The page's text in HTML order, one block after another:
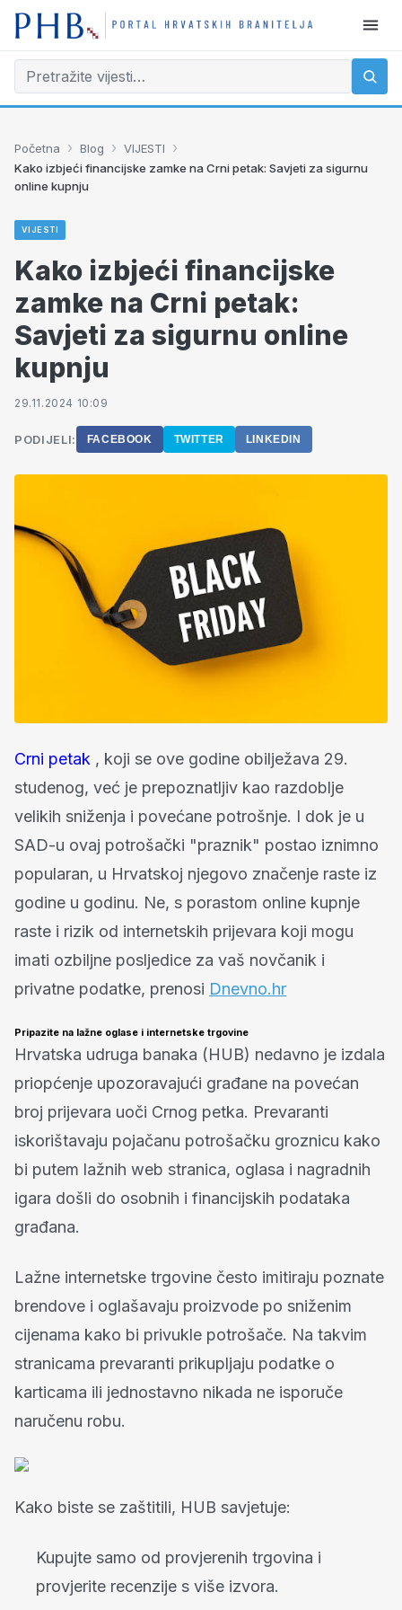
Početna › Blog › VIJESTI ›
Kako izbjeći financijske zamke na Crni petak: Savjeti za sigurnu
online kupnju
VIJESTI
Kako izbjeći financijske
zamke na Crni petak:
Savjeti za sigurnu online
kupnju
29.11.2024 10:09
PODIJELI: FACEBOOK TWITTER LINKEDIN
Crni petak , koji se ove godine obilježava 29.
studenog, već je prepoznatljiv kao razdoblje
velikih sniženja i povećane potrošnje. I dok je u
SAD-u ovaj potrošački "praznik" postao iznimno
popularan, u Hrvatskoj njegovo značenje raste iz
godine u godinu. Ne, s porastom online kupnje
raste i rizik od internetskih prijevara koji mogu
imati ozbiljne posljedice za vaš novčanik i
privatne podatke, prenosi Dnevno.hr
Pripazite na lažne oglase i internetske trgovine
Hrvatska udruga banaka (HUB) nedavno je izdala
priopćenje upozoravajući građane na povećan
broj prijevara uoči Crnog petka. Prevaranti
iskorištavaju pojačanu potrošačku groznicu kako
bi putem lažnih web stranica, oglasa i nagradnih
igara došli do osobnih i financijskih podataka
građana.
Lažne internetske trgovine često imitiraju poznate
brendove i oglašavaju proizvode po sniženim
cijenama kako bi privukle potrošače. Na takvim
stranicama prevaranti prikupljaju podatke o
karticama ili jednostavno nikada ne isporuče
naručenu robu.
Kako biste se zaštitili, HUB savjetuje:
Kupujte samo od provjerenih trgovina i
provjerite recenzije s više izvora.